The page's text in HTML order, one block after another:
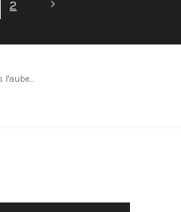
2
l'aube...